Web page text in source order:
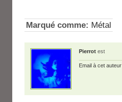
Marqué comme: Métal
Pierrot est
Email à cet auteur